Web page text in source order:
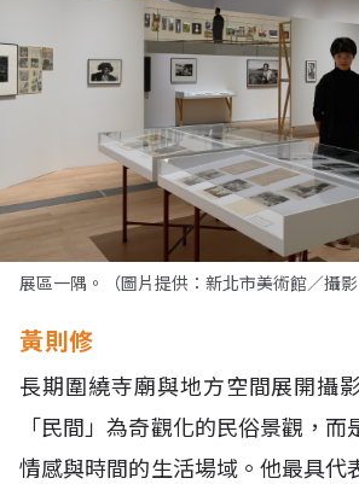
展區一隅。（圖片提供：新北市美術館／攝影
黃則修
長期圍繞寺廟與地方空間展開攝
「民間」為奇觀化的民俗景觀，
情感與時間的生活場域。他最具代